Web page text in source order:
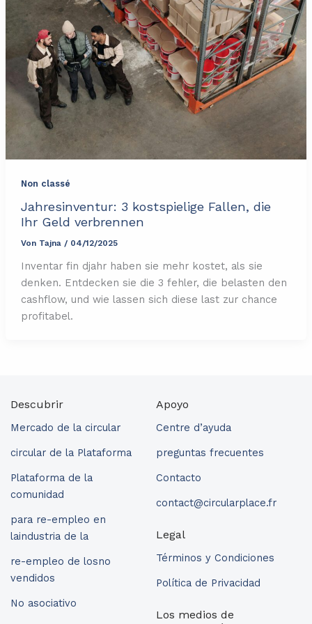
Non classé
Jahresinventur: 3 kostspielige Fallen, die
Ihr Geld verbrennen
Von Tajna / 04/12/2025
Inventar fin djahr haben sie mehr kostet, als sie
denken. Entdecken sie die 3 fehler, die belasten den
cashflow, und wie lassen sich diese last zur chance
profitabel.
Descubrir
Mercado de la circular
circular de la Plataforma
Plataforma de la
comunidad
para re-empleo en
laindustria de la
re-empleo de losno
vendidos
No asociativo
Apoyo
Centre d’ayuda
preguntas frecuentes
Contacto
contact@circularplace.fr
Legal
Términos y Condiciones
Política de Privacidad
Los medios de